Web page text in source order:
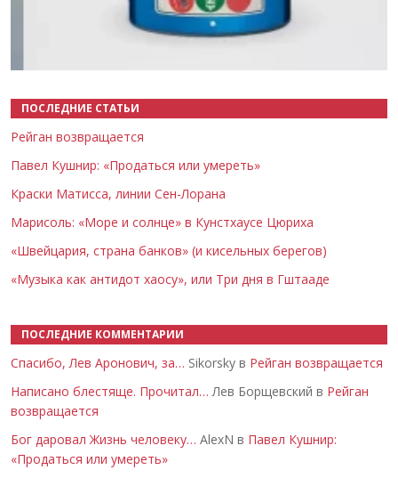
ПОСЛЕДНИЕ СТАТЬИ
Рейган возвращается
Павел Кушнир: «Продаться или умереть»
Краски Матисса, линии Сен-Лорана
Марисоль: «Море и солнце» в Кунстхаусе Цюриха
«Швейцария, страна банков» (и кисельных берегов)
«Музыка как антидот хаосу», или Три дня в Гштааде
ПОСЛЕДНИЕ КОММЕНТАРИИ
Спасибо, Лев Аронович, за… Sikorsky в Рейган возвращается
Написано блестяще. Прочитал… Лев Борщевский в Рейган
возвращается
Бог даровал Жизнь человеку… AlexN в Павел Кушнир:
«Продаться или умереть»